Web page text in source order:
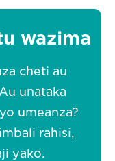
wazima
cheti au
unataka
umeanza?
rahisi,
yako.